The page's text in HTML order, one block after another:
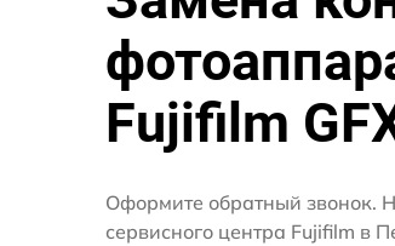
Fujifilm
Оформите обратный звонок.
сервисного центра Fujifilm в